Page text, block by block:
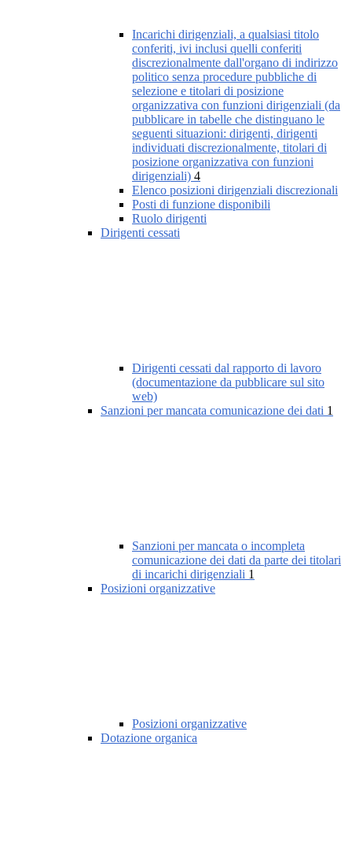
Incarichi dirigenziali, a qualsiasi titolo
conferiti, ivi inclusi quelli conferiti
discrezionalmente dall'organo di indirizzo
politico senza procedure pubbliche di
selezione e titolari di posizione
organizzativa con funzioni dirigenziali (da
pubblicare in tabelle che distinguano le
seguenti situazioni: dirigenti, dirigenti
individuati discrezionalmente, titolari di
posizione organizzativa con funzioni
dirigenziali) 4
Elenco posizioni dirigenziali discrezionali
Posti di funzione disponibili
Ruolo dirigenti
Dirigenti cessati
Dirigenti cessati dal rapporto di lavoro
(documentazione da pubblicare sul sito
web)
Sanzioni per mancata comunicazione dei dati 1
Sanzioni per mancata o incompleta
comunicazione dei dati da parte dei titolari
di incarichi dirigenziali 1
Posizioni organizzative
Posizioni organizzative
Dotazione organica